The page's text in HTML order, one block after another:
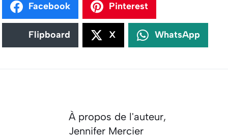
Facebook Pinterest
Flipboard X WhatsApp
À propos de l'auteur,
Jennifer Mercier